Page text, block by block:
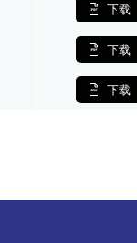
下载
下载
下载